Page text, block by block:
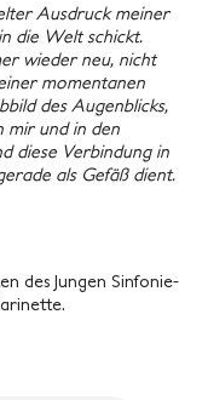
Ausdruck meiner
die Welt schickt.
wieder neu, nicht
momentanen
des Augenblicks,
mir und in den
diese Verbindung in
als Gefäß dient.
des Jungen Sinfonie-